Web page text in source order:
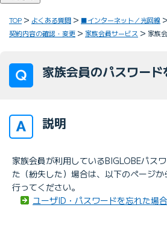
TOP よくある質問 ■インターネット／光回線
契約内容の確認・変更
家族会員サービス 家族
家族会員のパスワード
説明
家族会員が利用しているBIGLOBEパス
た（紛失した）場合は、以下のページ
行ってください。
ユーザID・パスワードを忘れた場合